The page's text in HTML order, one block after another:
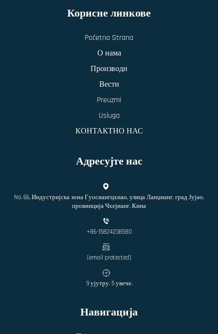
Корисне линкове
Početna Strana
О нама
Производи
Вести
Preuzmi
Usluga
КОНТАКТНО НАС
Адресујте нас
No. 66, Индустријска зона Гуосиангцхиао, улица Ланџианг, град Јујао,
провинција Чхејианг, Кина
+86-15824238580
[email protected]
9 ујутру. 5 увече.
Навигација